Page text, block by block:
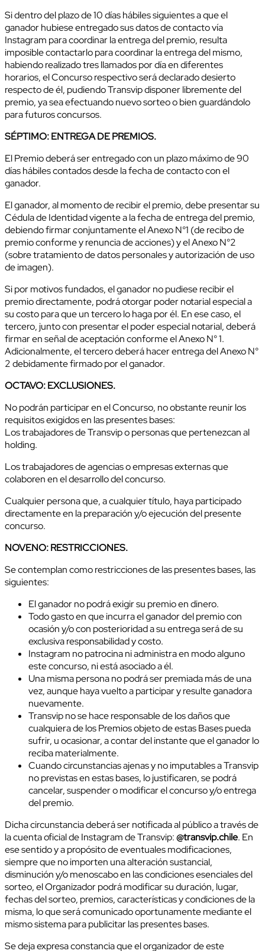
Si dentro del plazo de 10 días hábiles siguientes a que el
ganador hubiese entregado sus datos de contacto vía
Instagram para coordinar la entrega del premio, resulta
imposible contactarlo para coordinar la entrega del mismo,
habiendo realizado tres llamados por día en diferentes
horarios, el Concurso respectivo será declarado desierto
respecto de él, pudiendo Transvip disponer libremente del
premio, ya sea efectuando nuevo sorteo o bien guardándolo
para futuros concursos.
SÉPTIMO: ENTREGA DE PREMIOS.
El Premio deberá ser entregado con un plazo máximo de 90
días hábiles contados desde la fecha de contacto con el
ganador.
El ganador, al momento de recibir el premio, debe presentar su
Cédula de Identidad vigente a la fecha de entrega del premio,
debiendo firmar conjuntamente el Anexo N°1 (de recibo de
premio conforme y renuncia de acciones) y el Anexo N°2
(sobre tratamiento de datos personales y autorización de uso
de imagen).
Si por motivos fundados, el ganador no pudiese recibir el
premio directamente, podrá otorgar poder notarial especial a
su costo para que un tercero lo haga por él. En ese caso, el
tercero, junto con presentar el poder especial notarial, deberá
firmar en señal de aceptación conforme el Anexo N° 1.
Adicionalmente, el tercero deberá hacer entrega del Anexo N°
2 debidamente firmado por el ganador.
OCTAVO: EXCLUSIONES.
No podrán participar en el Concurso, no obstante reunir los
requisitos exigidos en las presentes bases:
Los trabajadores de Transvip o personas que pertenezcan al
holding.
Los trabajadores de agencias o empresas externas que
colaboren en el desarrollo del concurso.
Cualquier persona que, a cualquier título, haya participado
directamente en la preparación y/o ejecución del presente
concurso.
NOVENO: RESTRICCIONES.
Se contemplan como restricciones de las presentes bases, las
siguientes:
El ganador no podrá exigir su premio en dinero.
Todo gasto en que incurra el ganador del premio con
ocasión y/o con posterioridad a su entrega será de su
exclusiva responsabilidad y costo.
Instagram no patrocina ni administra en modo alguno
este concurso, ni está asociado a él.
Una misma persona no podrá ser premiada más de una
vez, aunque haya vuelto a participar y resulte ganadora
nuevamente.
Transvip no se hace responsable de los daños que
cualquiera de los Premios objeto de estas Bases pueda
sufrir, u ocasionar, a contar del instante que el ganador lo
reciba materialmente.
Cuando circunstancias ajenas y no imputables a Transvip
no previstas en estas bases, lo justificaren, se podrá
cancelar, suspender o modificar el concurso y/o entrega
del premio.
Dicha circunstancia deberá ser notificada al público a través de
la cuenta oficial de Instagram de Transvip:@transvip.chile. En
ese sentido y a propósito de eventuales modificaciones,
siempre que no importen una alteración sustancial,
disminución y/o menoscabo en las condiciones esenciales del
sorteo, el Organizador podrá modificar su duración, lugar,
fechas del sorteo, premios, características y condiciones de la
misma, lo que será comunicado oportunamente mediante el
mismo sistema para publicitar las presentes bases.
Se deja expresa constancia que el organizador de este